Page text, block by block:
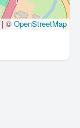
|© OpenStreetMap